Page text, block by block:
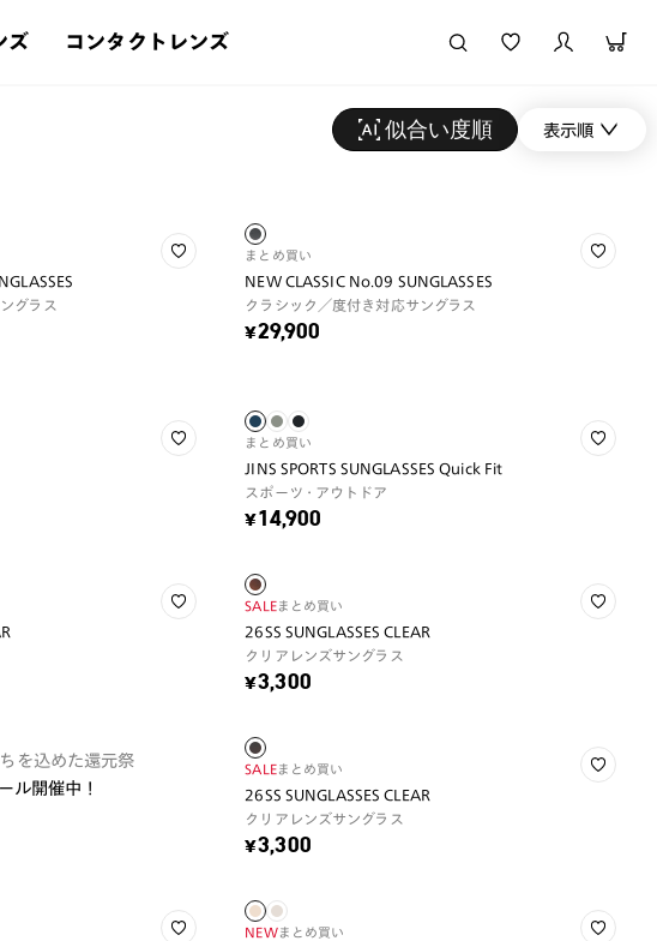
ズ コンタクトレンズ
似合い度順 表示順
グラス
まとめ買い
NEW CLASSIC No.09 SUNGLASSES
クラシック／度付き対応サングラス
¥29,900
まとめ買い
JINS SPORTS SUNGLASSES Quick Fit
スポーツ・アウトドア
¥14,900
SALEまとめ買い
26SS SUNGLASSES CLEAR
クリアレンズサングラス
¥3,300
を込めた還元祭
ル開催中！
SALEまとめ買い
26SS SUNGLASSES CLEAR
クリアレンズサングラス
¥3,300
NEWまとめ買い